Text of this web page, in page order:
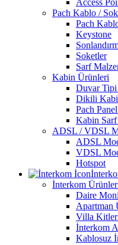
Access
Pach Kablo /
Pach
Keystone
Soketler
Sarf
Kabin Ürünleri
Duvar
Dikili
Pach
Kabin
ADSL / VDSL
ADSL
VDSL
Hotspot
İnterkom
Daire
Apartman
Villa
İnterkom
Kablosuz